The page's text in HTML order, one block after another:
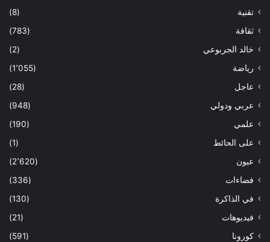
تقنية
(8)
ثقافة
(783)
خالد الجربوعي
(2)
رياضة
(1٬055)
عاجل
(28)
عربي ودولي
(948)
علمي
(190)
على الحائط
(1)
عيون
(2٬620)
فضاءات
(336)
في الذاكرة
(130)
فيديوهات
(21)
كورونا
(591)